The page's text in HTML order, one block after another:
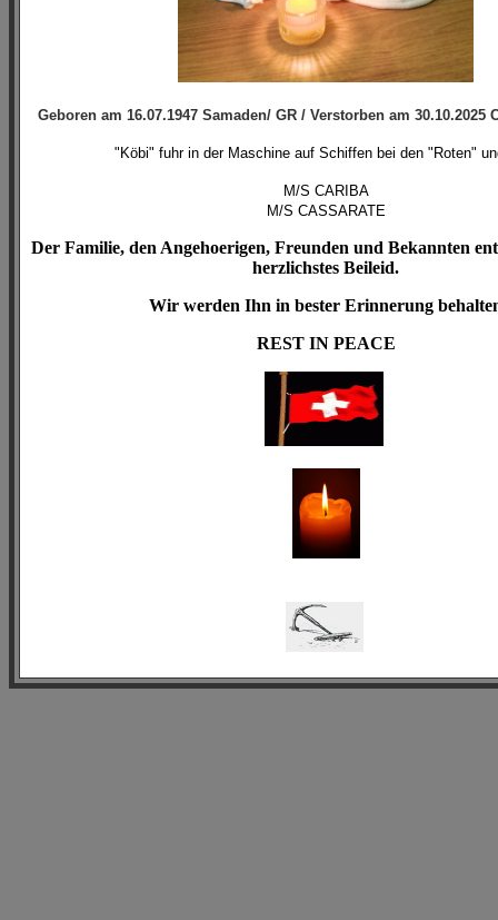
Geboren am 16.07.1947 Samaden/ GR / Verstorben am 30.10.2025
"Köbi" fuhr in der Maschine auf Schiffen bei den "Roten"
M/S CARIBA
M/S CASSARATE
Der Familie, den Angehoerigen, Freunden und Bekannten
herzlichstes Beileid.
Wir werden Ihn in bester Erinnerung
REST IN PEACE